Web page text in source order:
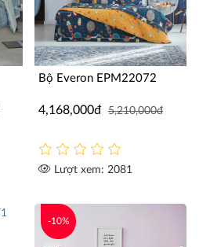
Bộ Everon EPM22072
4,168,000đ 5,210,000đ
Lượt xem: 2081
-10%